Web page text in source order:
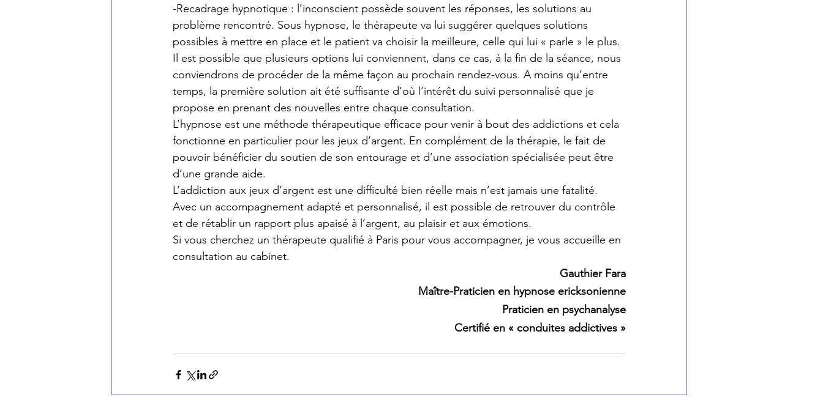
-Recadrage hypnotique : l’inconscient possède souvent les réponses, les solutions au
problème rencontré. Sous hypnose, le thérapeute va lui suggérer quelques solutions
possibles à mettre en place et le patient va choisir la meilleure, celle qui lui « parle » le plus.
Il est possible que plusieurs options lui conviennent, dans ce cas, à la fin de la séance, nous
conviendrons de procéder de la même façon au prochain rendez-vous. A moins qu’entre
temps, la première solution ait été suffisante d’où l’intérêt du suivi personnalisé que je
propose en prenant des nouvelles entre chaque consultation.
L’hypnose est une méthode thérapeutique efficace pour venir à bout des addictions et cela
fonctionne en particulier pour les jeux d’argent. En complément de la thérapie, le fait de
pouvoir bénéficier du soutien de son entourage et d’une association spécialisée peut être
d’une grande aide.
L’addiction aux jeux d’argent est une difficulté bien réelle mais n’est jamais une fatalité.
Avec un accompagnement adapté et personnalisé, il est possible de retrouver du contrôle
et de rétablir un rapport plus apaisé à l’argent, au plaisir et aux émotions.
Si vous cherchez un thérapeute qualifié à Paris pour vous accompagner, je vous accueille en
consultation au cabinet.
Gauthier Fara
Maître-Praticien en hypnose ericksonienne
Praticien en psychanalyse
Certifié en « conduites addictives »